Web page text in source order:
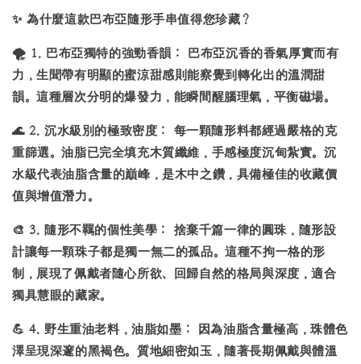
✨ 為什麼這款巴布亞隨形手串值得您珍藏？
🌪️ 1. 巴布亞獨特的強勁香韻：
巴布亞沉香的香氣厚實而有
力，生聞帶有明顯的蜜涼甜感則能察覺到轉化出的溫潤甜
韻。這種層次分明的爆發力，能瞬間醒腦理氣，平衡磁場。
🌊 2.沉水級別的極致密度：
每一顆隨形料都經過嚴格的克
重篩選。油脂已完全填充木質纖維，手感極度沉甸紮實。沉
水級代表油脂含量的巔峰，是木中之鑽，具備極佳的收藏價
值與增值潛力。
🎨 3. 隨形不羈的個性美學：
捨棄千篇一律的圓珠，隨形設
計讓每一顆珠子都是獨一無二的孤品。這種不拘一格的形
制，展現了佩戴者隨心所欲、回歸自然的格局與深度，適合
獨具慧眼的藏家。
💪4. 野生重油老料，油脂如墨：
因為油脂含量極高，珠體色
澤呈現深邃的黑褐色。質地細密如玉，隨著長期佩戴與體溫